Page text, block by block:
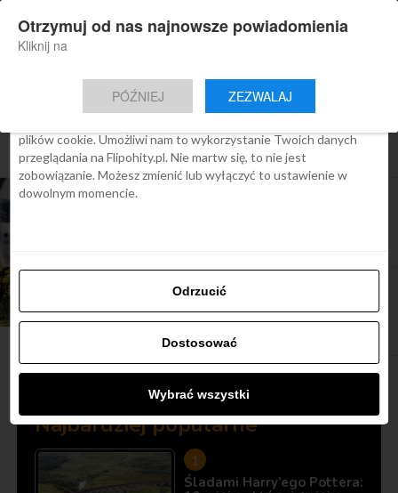
Nowa aplikacja Flipohity
Aktualne wiadomości, artykuły, TOP
Instalacja
All posts tagged "Polski LOT"
ARTYKUŁY
TOP OFERTY
Najbardziej popularne
Śladami Harry’ego Pottera:
Zgoda Szczegóły O cookies
Ta strona używa plików cookies
We Flipo robimy wszystko, aby pokazać Ci tylko te treści, które
plików cookie. Umożliwi nam to wykorzystanie Twoich danych
przeglądania na Flipohity.pl. Nie martw się, to nie jest
zobowiązanie. Możesz zmienić lub wyłączyć to ustawienie w
dowolnym momencie.
Odrzucić
Dostosować
Wybrać wszystki
Otrzymuj od nas najnowsze powiadomienia
Kliknij na
PÓŹNIEJ ZEZWALAJ